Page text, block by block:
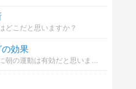
どこだと思いますか？
効果